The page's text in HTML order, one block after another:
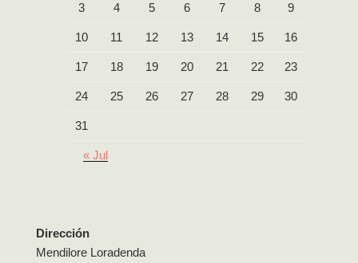
3 4 5 6 7 8 9
10 11 12 13 14 15 16
17 18 19 20 21 22 23
24 25 26 27 28 29 30
31
« Jul
Dirección
Mendilore Loradenda